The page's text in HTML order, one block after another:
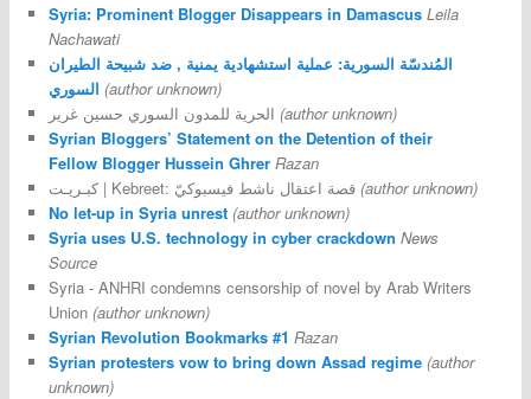
Syria: Prominent Blogger Disappears in Damascus Leila
Nachawati
المُندسّة السورية: عملية استشهادية يمنية , ضد شبيحة الطيران
السوري (author unknown)
(author unknown)
Syrian Bloggers’ Statement on the Detention of their
Fellow Blogger Hussein Ghrer Razan
كبـريـت | Kebreet: قصة اعتقال ناشط فيسبوكيّ (author unknown)
No let-up in Syria unrest (author unknown)
Syria uses U.S. technology in cyber crackdown News
Source
Syria - ANHRI condemns censorship of novel by Arab Writers
Union (author unknown)
Syrian Revolution Bookmarks #1 Razan
Syrian protesters vow to bring down Assad regime (author
unknown)